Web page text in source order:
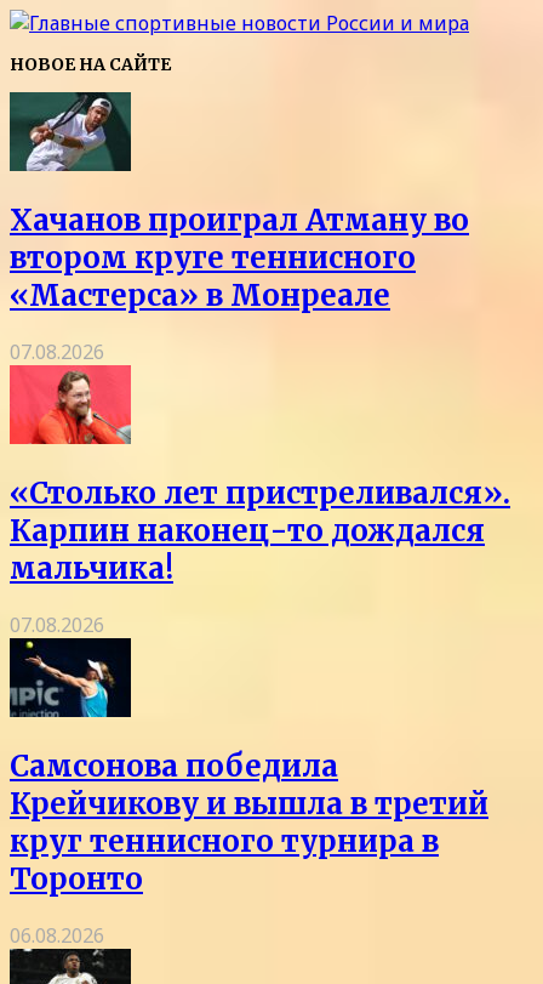
НОВОЕ НА САЙТЕ
Хачанов проиграл Атману во
втором круге теннисного
«Мастерса» в Монреале
07.08.2026
«Столько лет пристреливался».
Карпин наконец-то дождался
мальчика!
07.08.2026
Самсонова победила
Крейчикову и вышла в третий
круг теннисного турнира в
Торонто
06.08.2026